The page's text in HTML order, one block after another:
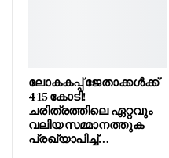
ലോകകപ്പ് ജേതാക്കൾക്ക്
415 കോടി!
ചരിത്രത്തിലെ ഏറ്റവും
വലിയ സമ്മാനത്തുക
പ്രഖ്യാപിച്ച്…